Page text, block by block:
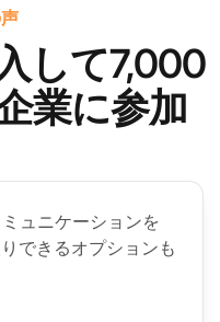
して7,000
業に参加
ュニケーションを
できるオプションも